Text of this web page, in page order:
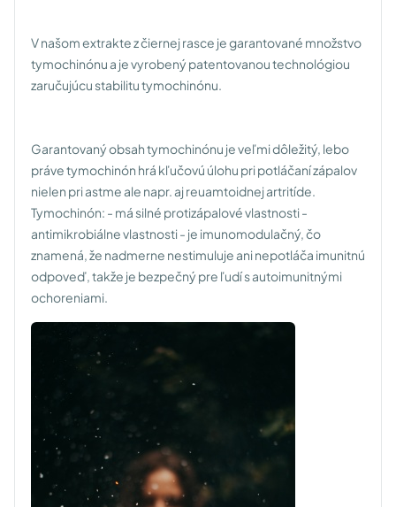
V našom extrakte z čiernej rasce je garantované množstvo
tymochinónu a je vyrobený patentovanou technológiou
zaručujúcu stabilitu tymochinónu.
Garantovaný obsah tymochinónu je veľmi dôležitý, lebo
práve tymochinón hrá kľučovú úlohu pri potláčaní zápalov
nielen pri astme ale napr. aj reuamtoidnej artritíde.
Tymochinón: - má silné protizápalové vlastnosti -
antimikrobiálne vlastnosti - je imunomodulačný, čo
znamená, že nadmerne nestimuluje ani nepotláča imunitnú
odpoveď, takže je bezpečný pre ľudí s autoimunitnými
ochoreniami.